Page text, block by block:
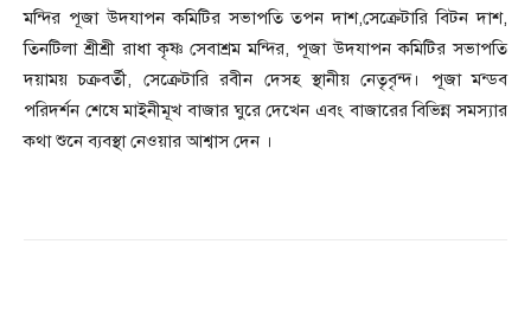
মন্দির পূজা উদযাপন কমিটির সভাপতি তপন দাশ,সেক্রেটারি বিটন দাশ,
তিনটিলা শ্রীশ্রী রাধা কৃষ্ণ সেবাশ্রম মন্দির, পূজা উদযাপন কমিটির সভাপতি
দয়াময় চক্রবর্তী, সেক্রেটারি রবীন দেসহ স্থানীয় নেতৃবৃন্দ। পূজা মন্ডব
পরিদর্শন শেষে মাইনীমূখ বাজার ঘুরে দেখেন এবং বাজারের বিভিন্ন সমস্যার
কথা শুনে ব্যবস্থা নেওয়ার আশ্বাস দেন ।